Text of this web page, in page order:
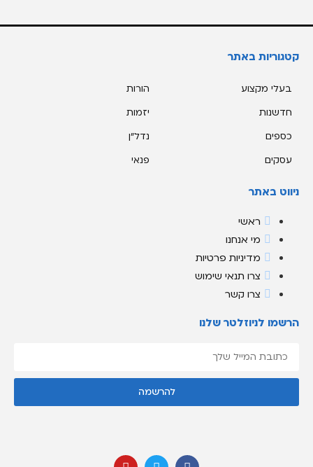
קטגוריות באתר
בעלי מקצוע
הורות
חדשנות
יזמות
כספים
נדל"ן
עסקים
פנאי
ניווט באתר
ראשי
מי אנחנו
מדיניות פרטיות
צרו תנאי שימוש
צרו קשר
הרשמו לניוזלטר שלנו
להרשמה